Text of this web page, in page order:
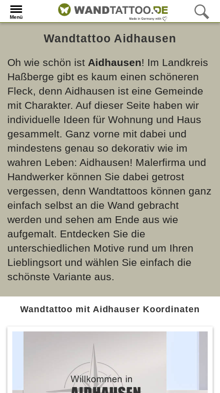
Menü
Wandtattoo Aidhausen
Oh wie schön ist Aidhausen! Im Landkreis
Haßberge gibt es kaum einen schöneren
Fleck, denn Aidhausen ist eine Gemeinde
mit Charakter. Auf dieser Seite haben wir
individuelle Ideen für Wohnung und Haus
gesammelt. Ganz vorne mit dabei und
mindestens genau so dekorativ wie im
wahren Leben: Aidhausen! Malerfirma und
Handwerker können Sie dabei getrost
vergessen, denn Wandtattoos können ganz
einfach selbst an die Wand gebracht
werden und sehen am Ende aus wie
aufgemalt. Entdecken Sie die
unterschiedlichen Motive rund um Ihren
Lieblingsort und wählen Sie einfach die
schönste Variante aus.
Wandtattoo mit Aidhauser Koordinaten